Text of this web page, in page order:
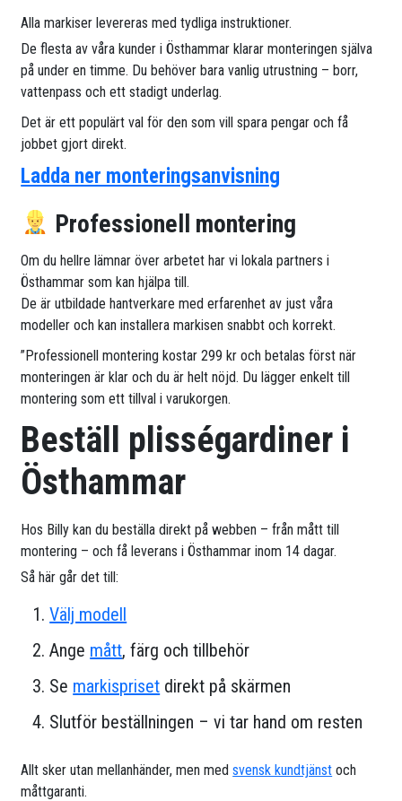
Alla markiser levereras med tydliga instruktioner.
De flesta av våra kunder i Östhammar klarar monteringen själva
på under en timme. Du behöver bara vanlig utrustning – borr,
vattenpass och ett stadigt underlag.
Det är ett populärt val för den som vill spara pengar och få
jobbet gjort direkt.
Ladda ner monteringsanvisning
Professionell montering
Om du hellre lämnar över arbetet har vi lokala partners i
Östhammar som kan hjälpa till.
De är utbildade hantverkare med erfarenhet av just våra
modeller och kan installera markisen snabbt och korrekt.
”Professionell montering kostar 299 kr och betalas först när
monteringen är klar och du är helt nöjd. Du lägger enkelt till
montering som ett tillval i varukorgen.
Beställ plisségardiner i
Östhammar
Hos Billy kan du beställa direkt på webben – från mått till
montering – och få leverans i Östhammar inom 14 dagar.
Så här går det till:
Välj modell
Ange mått, färg och tillbehör
Se markispriset direkt på skärmen
Slutför beställningen – vi tar hand om resten
Allt sker utan mellanhänder, men medsvensk kundtjänst och
måttgaranti.